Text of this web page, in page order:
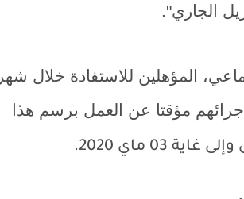
المؤهلين للاستفادة خلال شهر
مؤقتا عن العمل برسم هذا